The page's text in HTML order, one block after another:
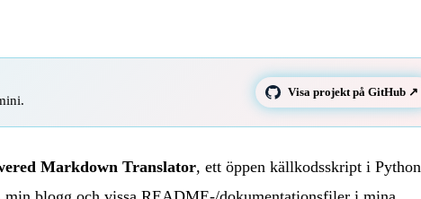
Visa projekt på GitHub ↗
Markdown Translator, ett öppen källkodsskript i Python